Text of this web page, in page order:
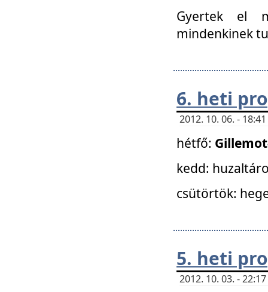
Gyertek el
mindenkinek
6. heti
2012. 10. 06. -
hétfő:
kedd:
csütörtök:
5. heti
2012. 10. 03. -